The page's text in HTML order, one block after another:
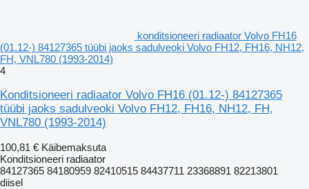
konditsioneeri radiaator Volvo FH16
(01.12-) 84127365 tüübi jaoks sadulveoki Volvo FH12, FH16, NH12,
FH, VNL780 (1993-2014)
4
Konditsioneeri radiaator Volvo FH16 (01.12-) 84127365
tüübi jaoks sadulveoki Volvo FH12, FH16, NH12, FH,
VNL780 (1993-2014)
100,81 € Käibemaksuta
Konditsioneeri radiaator
84127365 84180959 82410515 84437711 23368891 82213801
diisel